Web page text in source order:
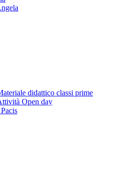
didattico classi prime
Open day